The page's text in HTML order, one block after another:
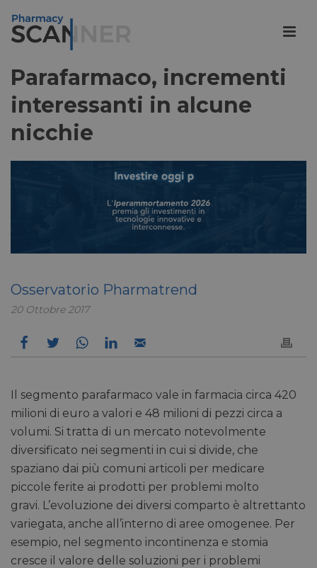
Parafarmaco, incrementi
interessanti in alcune
nicchie
Osservatorio Pharmatrend
20 Ottobre 2017
Il segmento parafarmaco vale in farmacia circa 420
milioni di euro a valori e 48 milioni di pezzi circa a
volumi. Si tratta di un mercato notevolmente
diversificato nei segmenti in cui si divide, che
spaziano dai più comuni articoli per medicare
piccole ferite ai prodotti per problemi molto
gravi. L’evoluzione dei diversi comparto è altrettanto
variegata, anche all’interno di aree omogenee. Per
esempio, nel segmento incontinenza e stomia
cresce il valore delle soluzioni per i problemi